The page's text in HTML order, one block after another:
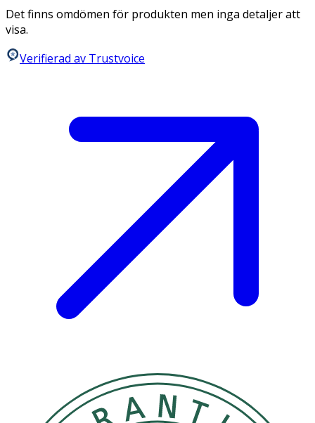
Det finns omdömen för produkten men inga detaljer att
visa.
Verifierad av Trustvoice